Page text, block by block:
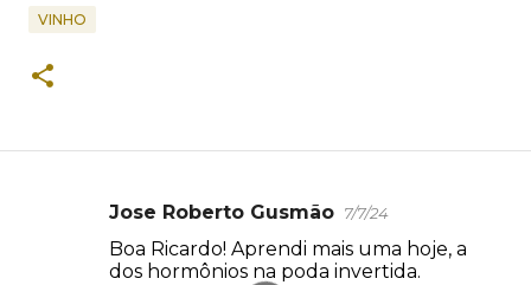
VINHO
Jose Roberto Gusmão 7/7/24
Boa Ricardo! Aprendi mais uma hoje, a
dos hormônios na poda invertida.